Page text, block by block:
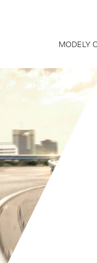
MODELY